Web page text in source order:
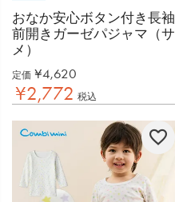
おなか安心ボタン付き長袖
前開きガーゼパジャマ（サ
メ）
定価 ¥4,620
¥2,772 税込